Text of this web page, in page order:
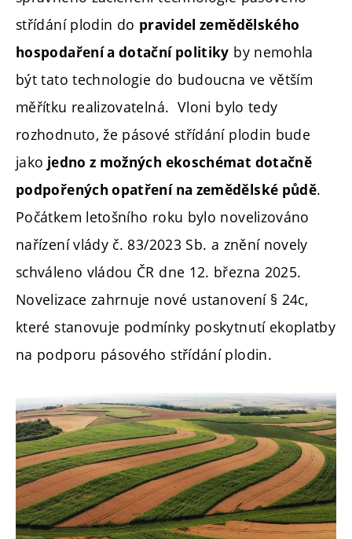
střídání plodin do pravidel zemědělského
hospodaření a dotační politiky by nemohla
být tato technologie do budoucna ve větším
měřítku realizovatelná. Vloni bylo tedy
rozhodnuto, že pásové střídání plodin bude
jako jedno z možných ekoschémat dotačně
podpořených opatření na zemědělské půdě.
Počátkem letošního roku bylo novelizováno
nařízení vlády č. 83/2023 Sb. a znění novely
schváleno vládou ČR dne 12. března 2025.
Novelizace zahrnuje nové ustanovení § 24c,
které stanovuje podmínky poskytnutí ekoplatby
na podporu pásového střídání plodin.